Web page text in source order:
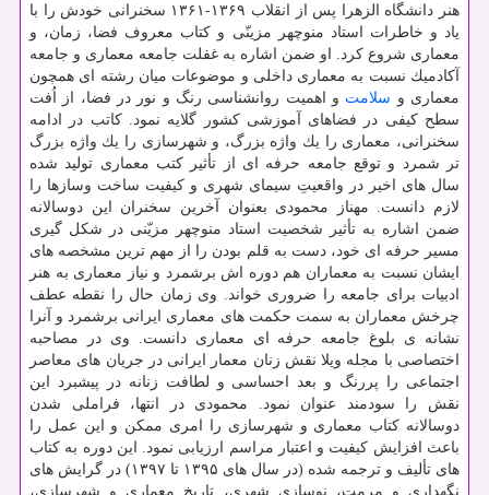
هنر دانشگاه الزهرا پس از انقلاب ۱۳۶۹-۱۳۶۱ سخنرانی خودش را با
یاد و خاطرات استاد منوچهر مزینّی و كتاب معروف فضا، زمان، و
معماری شروع كرد. او ضمن اشاره به غفلت جامعه معماری و جامعه
آكادمیك نسبت به معماری داخلی و موضوعات میان رشته ای همچون
معماری و سلامت و اهمیت روانشناسی رنگ و نور در فضا، از اُفت
سطح كیفی در فضاهای آموزشی كشور گلایه نمود. كاتب در ادامه
سخنرانی، معماری را یك واژه بزرگ، و شهرسازی را یك واژه بزرگ
تر شمرد و توقع جامعه حرفه ای از تأثیر كتب معماری تولید شده
سال های اخیر در واقعیتِ سیمای شهری و كیفیت ساخت وسازها را
لازم دانست. مهناز محمودی بعنوان آخرین سخنران این دوسالانه
ضمن اشاره به تأثیر شخصیت استاد منوچهر مزیّنی در شكل گیری
مسیر حرفه ای خود، دست به قلم بودن را از مهم ترین مشخصه های
ایشان نسبت به معماران هم دوره اش برشمرد و نیاز معماری به هنر
ادبیات برای جامعه را ضروری خواند. وی زمان حال را نقطه عطف
چرخش معماران به سمت حكمت های معماری ایرانی برشمرد و آنرا
نشانه ی بلوغ جامعه حرفه ای معماری دانست. وی در مصاحبه
اختصاصی با مجله ویلا نقش زنان معمار ایرانی در جریان های معاصر
اجتماعی را پررنگ و بعد احساسی و لطافت زنانه در پیشبرد این
نقش را سودمند عنوان نمود. محمودی در انتها، فراملی شدن
دوسالانه كتاب معماری و شهرسازی را امری ممكن و این عمل را
باعث افزایش كیفیت و اعتبار مراسم ارزیابی نمود. این دوره به كتاب
های تألیف و ترجمه شده (در سال های ۱۳۹۵ تا ۱۳۹۷) در گرایش های
نگهداری و مرمت، نوسازی شهری، تاریخ معماری و شهرسازی،